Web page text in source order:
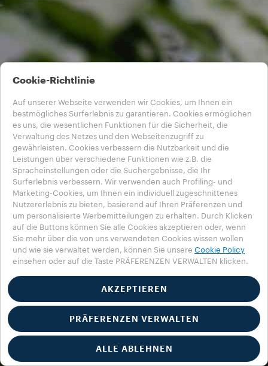
Cookie-Richtlinie
Auf unserer Webseite verwenden wir Cookies, um Ihnen ein
bestmögliches Surferlebnis zu garantieren. Cookies ermöglichen
es uns, die wesentlichen Funktionen für die Sicherheit, die
Verwaltung des Netzes und den Webseitenzugriff zu
gewährleisten. Cookies verbessern die Nutzbarkeit und die
Leistungen über verschiedene Funktionen wie z.B. die
Spracheinstellungen oder die Suchergebnisse, die Ihr
Surferlebnis verbessern. Wir verwenden auch Profiling- und
Marketing-Cookies, um Ihnen ein individuell zugeschnittenes
Nutzererlebnis zu bieten, basierend auf Ihren Präferenzen und
um personalisierte Werbemitteilungen zu erhalten. Durch Klicken
auf die Buttons können Sie alle Cookies akzeptieren oder, wenn
Sie mehr über die von uns verwendeten Cookies wissen wollen
und wie sie verwaltet werden, können Sie unsere Cookie Policy
einsehen oder auf die Taste PRÄFERENZEN VERWALTEN klicken.
AKZEPTIEREN
PRÄFERENZEN VERWALTEN
ALLE ABLEHNEN